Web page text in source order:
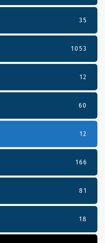
35
1053
12
60
12
166
81
18